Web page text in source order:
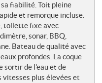
fiabilité. Toit pleine
et remorque incluse.
toilette fixe avec
sonar, BBQ,
Bateau de qualité avec
profondes. La coque
sortir de l'eau et de
vitesses plus élevées et